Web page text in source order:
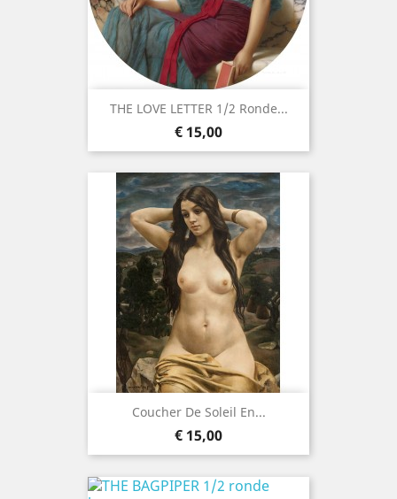
THE LOVE LETTER 1/2 Ronde...
Prijs
€ 15,00
Coucher De Soleil En...
Prijs
€ 15,00